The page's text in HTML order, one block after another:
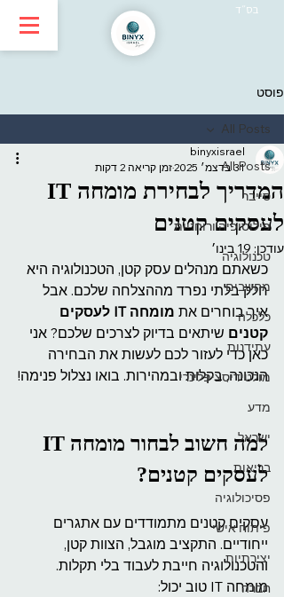
בס״ד
פוסט
All Posts
סייבר
פילוסופיה ורוחניות
טכנולוגיה
מחשבים
כלכלה
עתידנות
מולטידיסציפלינרי
מדע
ישראל
בריאות
פסיכולוגיה
פיתוח אישי
יצירתיות
חברה
All Posts
המדריך לבחירת מומחה IT
לעסקים קטנים
binyxisrael
31 בדצמ׳ 2025
זמן קריאה 2 דקות
עודכן: 19 בינו׳
כשאתם מנהלים עסק קטן, הטכנולוגיה היא
חלק בלתי נפרד מההצלחה שלכם. אבל
איך בוחרים את
מומחה IT לעסקים
קטנים שיתאים בדיוק לצרכים שלכם? אני
כאן כדי לעזור לכם לעשות את הבחירה
הנכונה, בקלות ובמהירות. בואו נצלול פנימה!
לעסקים קטנים?
עסקים קטנים מתמודדים עם אתגרים
ייחודיים. התקציב מוגבל, הצוות קטן,
והטכנולוגיה חייבת לעבוד בלי תקלות.
מומחה IT טוב יכול: